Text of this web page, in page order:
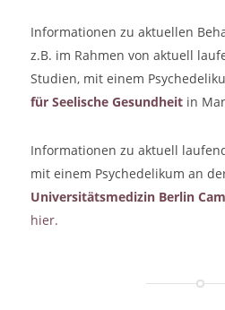
Informationen zu aktuellen
z.B. im Rahmen von aktuell
Studien, mit einem
für Seelische Gesundheitin
Informationen zu aktuell
mit einem Psychedelikum an
Universitätsmedizin Berlin
hier.